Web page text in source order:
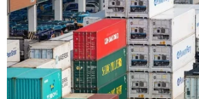
then chốt sản xuất pin mặt trời
06/08/2026 02:12
Giá vàng trong nước tiếp tục tăng,